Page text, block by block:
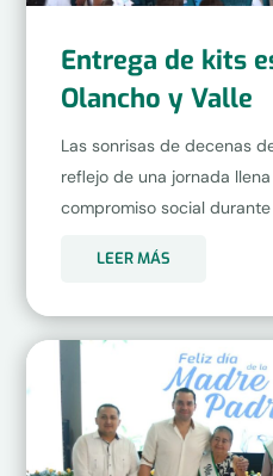
Entrega de kits
Olancho y Valle
Las sonrisas de decenas
reflejo de una jornada
compromiso social
LEER MÁS